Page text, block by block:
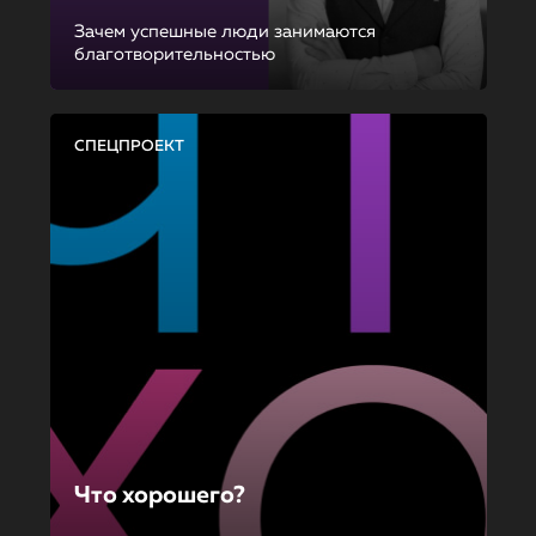
Зачем успешные люди занимаются
благотворительностью
СПЕЦПРОЕКТ
Что хорошего?